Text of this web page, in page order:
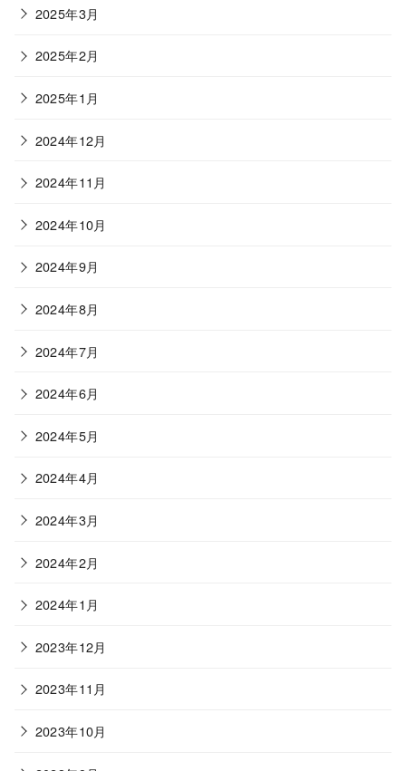
2025年3月
2025年2月
2025年1月
2024年12月
2024年11月
2024年10月
2024年9月
2024年8月
2024年7月
2024年6月
2024年5月
2024年4月
2024年3月
2024年2月
2024年1月
2023年12月
2023年11月
2023年10月